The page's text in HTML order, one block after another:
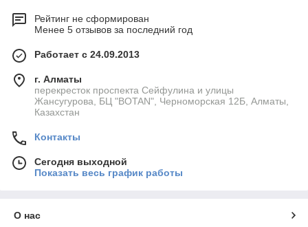
Рейтинг не сформирован
Менее 5 отзывов за последний год
Работает с 24.09.2013
г. Алматы
перекресток проспекта Сейфулина и улицы
Жансугурова, БЦ "BOTAN", Черноморская 12Б, Алматы,
Казахстан
Контакты
Сегодня выходной
Показать весь график работы
О нас